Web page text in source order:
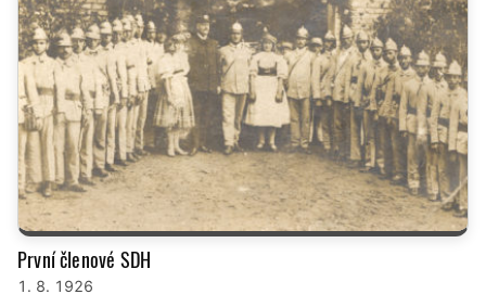
První členové SDH
1. 8. 1926